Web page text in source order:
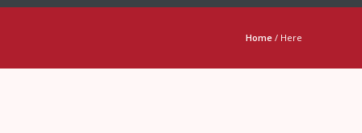
Home / Here